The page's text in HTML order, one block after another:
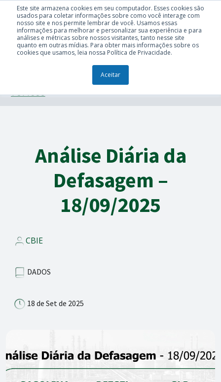
Este site armazena cookies em seu computador. Esses cookies são
usados para coletar informações sobre como você interage com
nosso site e nos permite lembrar de você. Usamos essas
informações para melhorar e personalizar sua experiência e para
análises e métricas sobre nossos visitantes, tanto nesse site
quanto em outras mídias. Para obter mais informações sobre os
cookies que usamos, leia nossa Política de Privacidade.
Aceitar
TÓPICOS
Análise Diária da
Defasagem –
18/09/2025
CBIE
DADOS
18 de Set de 2025